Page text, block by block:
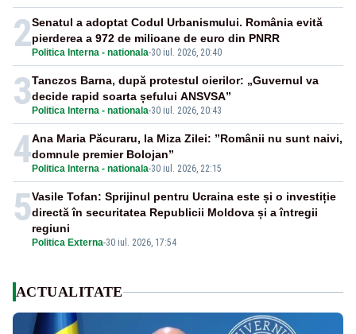
2 Politica Interna - nationala-30 iul. 2026, 20:40
Senatul a adoptat Codul Urbanismului. România evită
pierderea a 972 de milioane de euro din PNRR
3 Politica Interna - nationala-30 iul. 2026, 20:43
Tanczos Barna, după protestul oierilor: „Guvernul va
decide rapid soarta șefului ANSVSA”
4 Politica Interna - nationala-30 iul. 2026, 22:15
Ana Maria Păcuraru, la Miza Zilei: ”Românii nu sunt naivi,
domnule premier Bolojan”
5
Politica Externa-30 iul. 2026, 17:54
Vasile Tofan: Sprijinul pentru Ucraina este și o investiție
directă în securitatea Republicii Moldova și a întregii
regiuni
ACTUALITATE